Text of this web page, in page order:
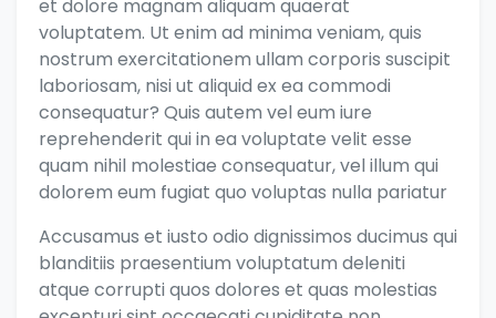
et dolore magnam aliquam quaerat
voluptatem. Ut enim ad minima veniam, quis
nostrum exercitationem ullam corporis suscipit
laboriosam, nisi ut aliquid ex ea commodi
consequatur? Quis autem vel eum iure
reprehenderit qui in ea voluptate velit esse
quam nihil molestiae consequatur, vel illum qui
dolorem eum fugiat quo voluptas nulla pariatur
Accusamus et iusto odio dignissimos ducimus qui
blanditiis praesentium voluptatum deleniti
atque corrupti quos dolores et quas molestias